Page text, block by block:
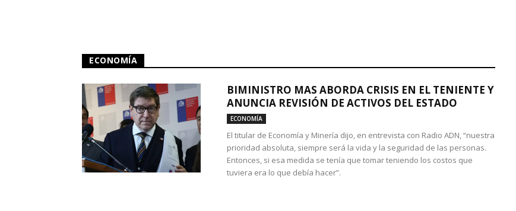
ECONOMÍA
BIMINISTRO MAS ABORDA CRISIS EN EL TENIENTE Y
ANUNCIA REVISIÓN DE ACTIVOS DEL ESTADO
ECONOMÍA
El titular de Economía y Minería dijo, en entrevista con Radio ADN, “nuestra
prioridad absoluta, siempre será la vida y la seguridad de las personas.
Entonces, si esa medida se tenía que tomar teniendo los costos que
tuviera era lo que debía hacer”.